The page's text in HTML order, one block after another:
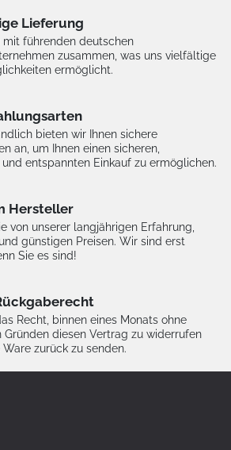
Lieferung
führenden deutschen
zusammen, was uns vielfältige
ermöglicht.
bieten wir Ihnen sichere
an, um Ihnen einen sicheren,
entspannten Einkauf zu ermöglichen.
Hersteller
von unserer langjährigen Erfahrung,
günstigen Preisen. Wir sind erst
Sie es sind!
Recht, binnen eines Monats ohne
Gründen diesen Vertrag zu widerrufen
zurück zu senden.